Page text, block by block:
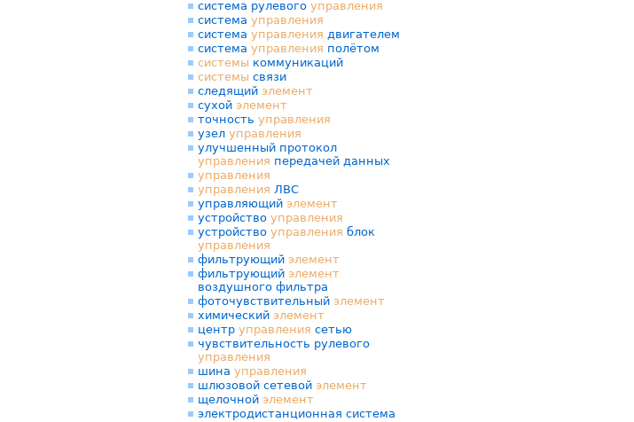
система рулевого управления
система управления
система управления двигателем
система управления полётом
системы коммуникаций
системы связи
следящий элемент
сухой элемент
точность управления
узел управления
улучшенный протокол
управления передачей данных
управления
управления ЛВС
управляющий элемент
устройство управления
устройство управления блок
управления
фильтрующий элемент
фильтрующий элемент
воздушного фильтра
фоточувствительный элемент
химический элемент
центр управления сетью
чувствительность рулевого
управления
шина управления
шлюзовой сетевой элемент
щелочной элемент
электродистанционная система